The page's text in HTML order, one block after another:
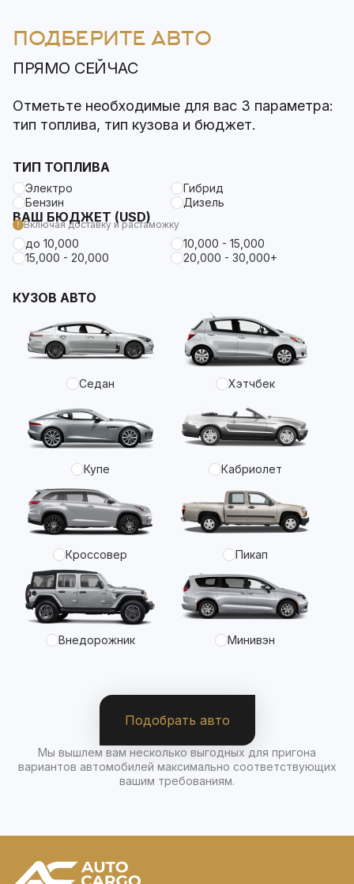
ПОДБЕРИТЕ АВТО
ПРЯМО СЕЙЧАС
Отметьте необходимые для вас 3 параметра:
тип топлива, тип кузова и бюджет.
ТИП ТОПЛИВА
Электро
Гибрид
Бензин
Дизель
ВАШ БЮДЖЕТ (USD)
Включая доставку и растаможку
до 10,000
10,000 - 15,000
15,000 - 20,000
20,000 - 30,000+
КУЗОВ АВТО
Седан Хэтчбек
Купе Кабриолет
Кроссовер Пикап
Внедорожник Минивэн
Подобрать авто
Мы вышлем вам несколько выгодных для пригона
вариантов автомобилей максимально соответствующих
вашим требованиям.